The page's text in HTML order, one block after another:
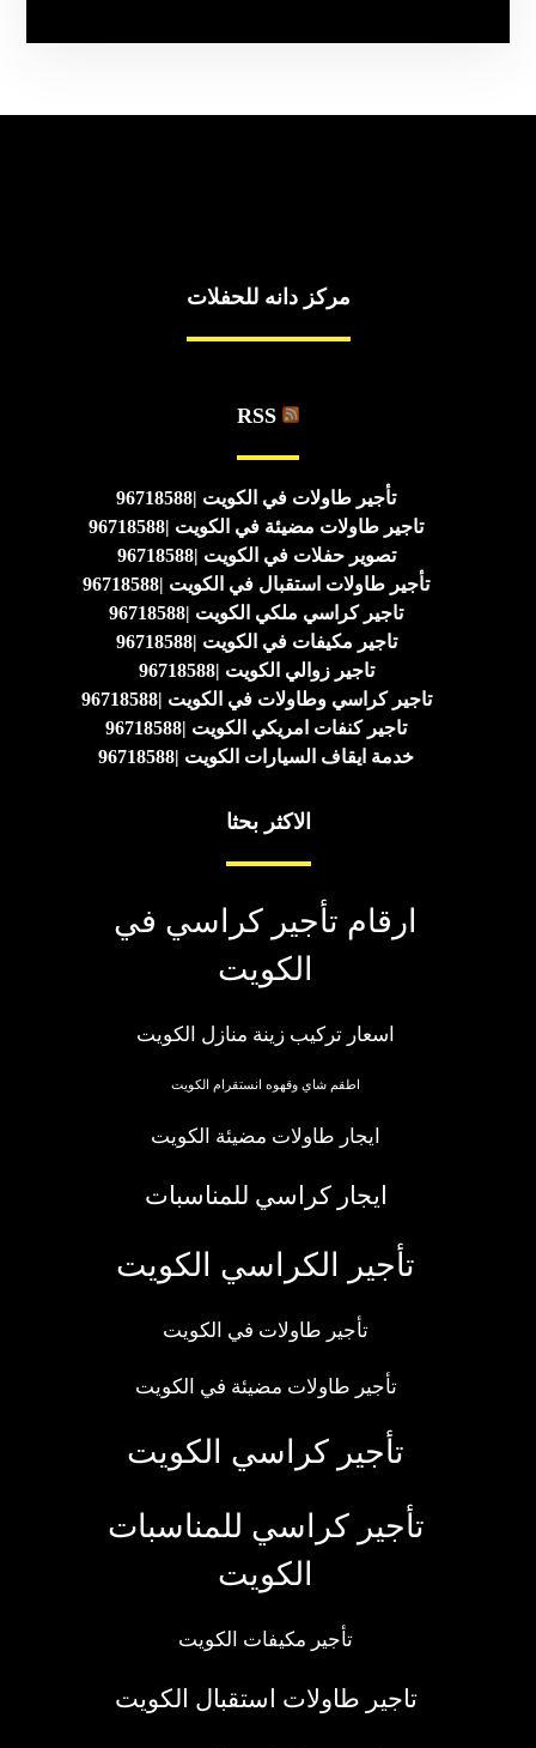
مركز دانه للحفلات
RSS
تأجير طاولات في الكويت |96718588
تاجير طاولات مضيئة في الكويت |96718588
تصوير حفلات في الكويت |96718588
تأجير طاولات استقبال في الكويت |96718588
تاجير كراسي ملكي الكويت |96718588
تاجير مكيفات في الكويت |96718588
تاجير زوالي الكويت |96718588
تاجير كراسي وطاولات في الكويت |96718588
تاجير كنفات امريكي الكويت |96718588
خدمة ايقاف السيارات الكويت |96718588
الاكثر بحثا
ارقام تأجير كراسي في
الكويت
اسعار تركيب زينة منازل الكويت
اطقم شاي وقهوه انستقرام الكويت
ايجار طاولات مضيئة الكويت
ايجار كراسي للمناسبات
تأجير الكراسي الكويت
تأجير طاولات في الكويت
تأجير طاولات مضيئة في الكويت
تأجير كراسي الكويت
تأجير كراسي للمناسبات
الكويت
تأجير مكيفات الكويت
تاجير طاولات استقبال الكويت